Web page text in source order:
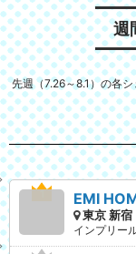
週
先週（7.26～8.1）の各
EMI
東京 新宿
インプリー